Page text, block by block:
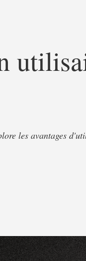
les avantages